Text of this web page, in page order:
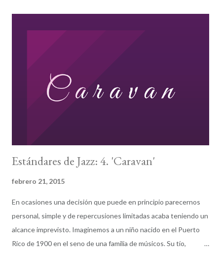
parte de un David contra Goliat. Cuento con vosotros.
Estándares de Jazz: 4. 'Caravan'
febrero 21, 2015
En ocasiones una decisión que puede en principio parecernos
personal, simple y de repercusiones limitadas acaba teniendo un
alcance imprevisto. Imaginemos a un niño nacido en el Puerto
Rico de 1900 en el seno de una familia de músicos. Su tío,